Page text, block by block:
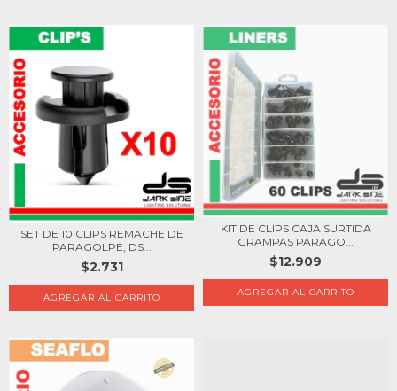
SET DE 10 CLIPS REMACHE DE
PARAGOLPE, DS...
$2.731
KIT DE CLIPS CAJA SURTIDA
GRAMPAS PARAGO...
$12.909